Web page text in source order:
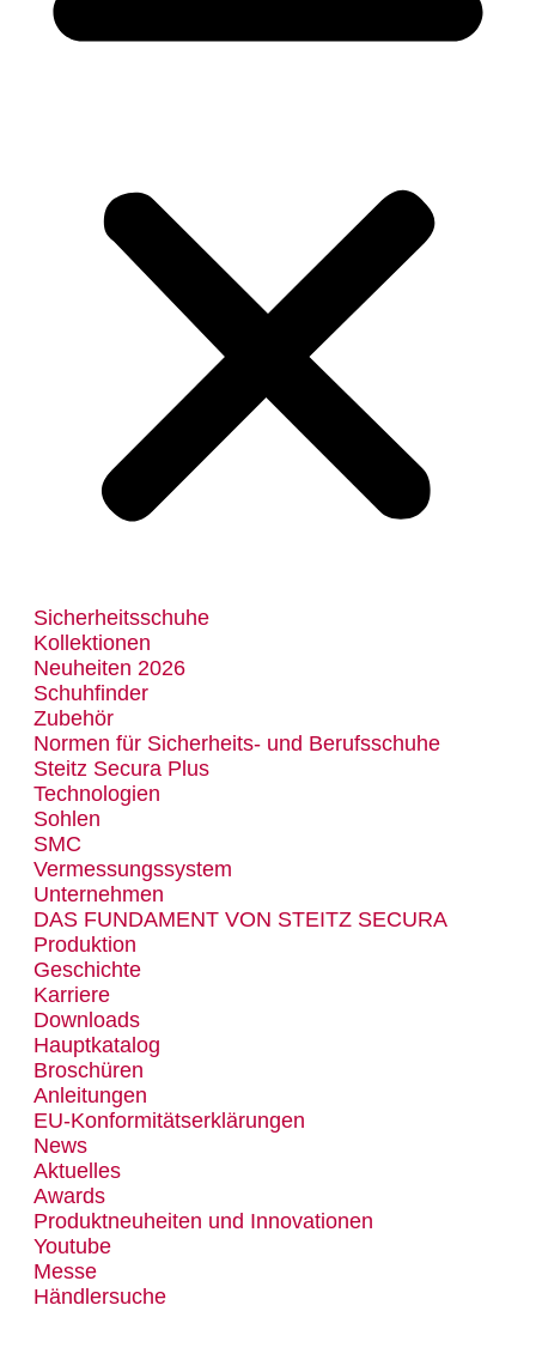
Sicherheitsschuhe
Kollektionen
Neuheiten 2026
Schuhfinder
Zubehör
Normen für Sicherheits- und Berufsschuhe
Steitz Secura Plus
Technologien
Sohlen
SMC
Vermessungssystem
Unternehmen
DAS FUNDAMENT VON STEITZ SECURA
Produktion
Geschichte
Karriere
Downloads
Hauptkatalog
Broschüren
Anleitungen
EU-Konformitätserklärungen
News
Aktuelles
Awards
Produktneuheiten und Innovationen
Youtube
Messe
Händlersuche